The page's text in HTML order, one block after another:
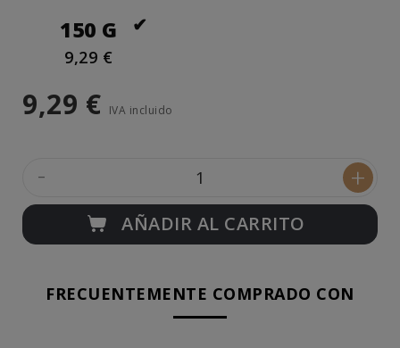
150 G
9,29 €
9,29 € IVA incluido
- +
AÑADIR AL CARRITO
FRECUENTEMENTE COMPRADO CON